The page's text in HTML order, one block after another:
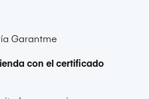
Garantme
con el certificado